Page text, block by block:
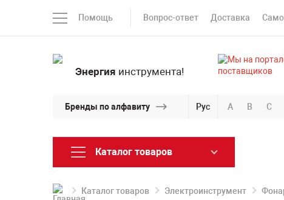
Помощь Вопрос-ответ Доставка
Энергия инструмента!
Бренды по алфавиту Рус A B C
Каталог товаров
Каталог товаров Электроинструмент